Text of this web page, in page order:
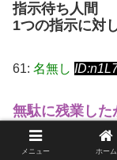
指示待ち人間
1つの指示に対
61: 名無し
無駄に残業した
65:名無し
メニュー ホーム